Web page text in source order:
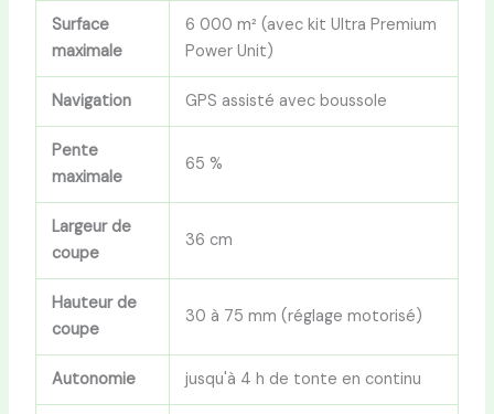
Surface
maximale
6 000 m² (avec kit Ultra Premium
Power Unit)
Navigation GPS assisté avec boussole
Pente
maximale
65 %
Largeur de
coupe
36 cm
Hauteur de
coupe
30 à 75 mm (réglage motorisé)
Autonomie jusqu'à 4 h de tonte en continu